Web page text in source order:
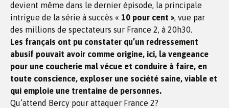
devient même dans le dernier épisode, la principale
intrigue de la série à succès « 10 pour cent », vue par
des millions de spectateurs sur France 2, à 20h30.
Les français ont pu constater qu’un redressement
abusif pouvait avoir comme origine, ici, la vengeance
pour une coucherie mal vécue et conduire à faire, en
toute conscience, exploser une société saine, viable et
qui emploie une trentaine de personnes.
Qu’attend Bercy pour attaquer France 2?